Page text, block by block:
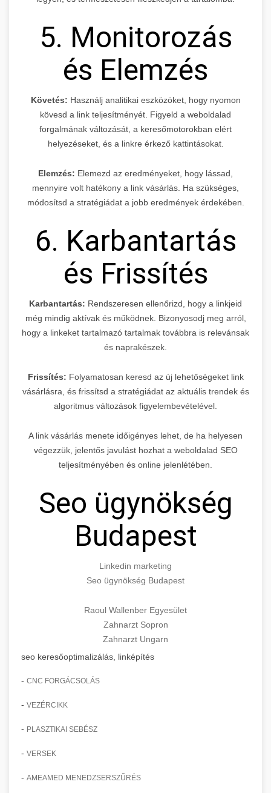
5. Monitorozás
és Elemzés
Követés: Használj analitikai eszközöket, hogy nyomon
kövesd a link teljesítményét. Figyeld a weboldalad
forgalmának változását, a keresőmotorokban elért
helyezéseket, és a linkre érkező kattintásokat.
Elemzés: Elemezd az eredményeket, hogy lássad,
mennyire volt hatékony a link vásárlás. Ha szükséges,
módosítsd a stratégiádat a jobb eredmények érdekében.
6. Karbantartás
és Frissítés
Karbantartás: Rendszeresen ellenőrizd, hogy a linkjeid
még mindig aktívak és működnek. Bizonyosodj meg arról,
hogy a linkeket tartalmazó tartalmak továbbra is relevánsak
és naprakészek.
Frissítés: Folyamatosan keresd az új lehetőségeket link
vásárlásra, és frissítsd a stratégiádat az aktuális trendek és
algoritmus változások figyelembevételével.
A link vásárlás menete időigényes lehet, de ha helyesen
végezzük, jelentős javulást hozhat a weboldalad SEO
teljesítményében és online jelenlétében.
Seo ügynökség
Budapest
Linkedin marketing
Seo ügynökség Budapest
Raoul Wallenber Egyesület
Zahnarzt Sopron
Zahnarzt Ungarn
seo keresőoptimalizálás, linképítés
- CNC FORGÁCSOLÁS
- VEZÉRCIKK
- PLASZTIKAI SEBÉSZ
- VERSEK
- AMEAMED MENEDZSERSZŰRÉS